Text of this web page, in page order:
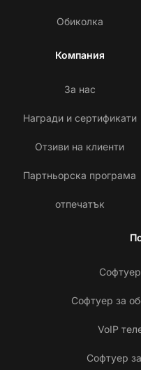
Обиколка
Компания
За нас
Награди и сертификати
Отзиви на клиенти
Партньорска програма
отпечатък
Софтуер за
VoIP
Софтуер